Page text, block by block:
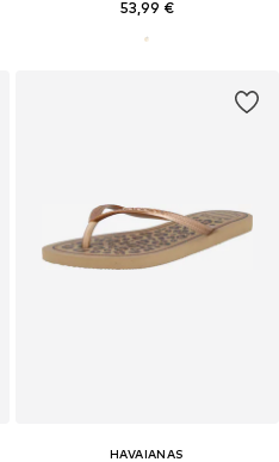
53,99 €
HAVAIANAS